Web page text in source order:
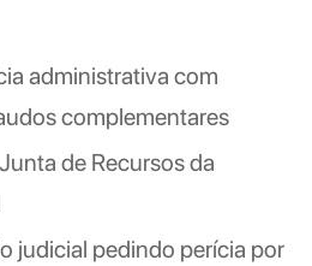
administrativa com
complementares
de Recursos da
judicial pedindo perícia por